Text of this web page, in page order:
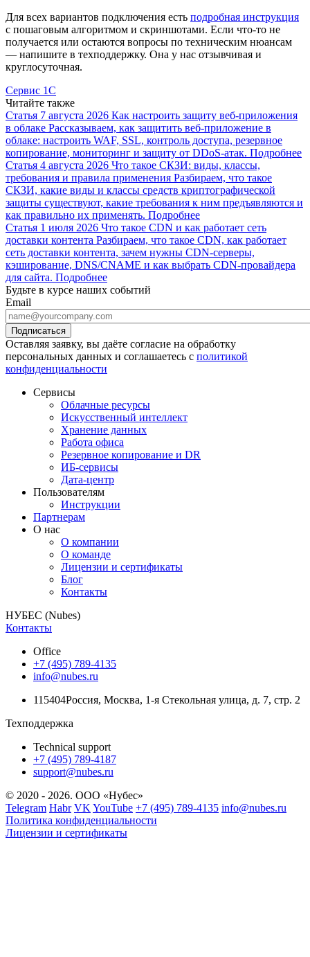
Для всех вариантов подключения есть подробная инструкция
с пошаговым алгоритмом и скриншотами. Если что-то не
получается или остаются вопросы по техническим нюансам
— напишите в техподдержку. Она у нас отзывчивая и
круглосуточная.
Сервис 1С
Читайте также
Статья 7 августа 2026 Как настроить защиту веб-приложения
в облаке Рассказываем, как защитить веб-приложение в
облаке: настроить WAF, SSL, контроль доступа, резервное
копирование, мониторинг и защиту от DDoS-атак. Подробнее
Статья 4 августа 2026 Что такое СКЗИ: виды, классы,
требования и правила применения Разбираем, что такое
СКЗИ, какие виды и классы средств криптографической
защиты существуют, какие требования к ним предъявляются и
как правильно их применять. Подробнее
Статья 1 июля 2026 Что такое CDN и как работает сеть
доставки контента Разбираем, что такое CDN, как работает
сеть доставки контента, зачем нужны CDN-серверы,
кэширование, DNS/CNAME и как выбрать CDN-провайдера
для сайта. Подробнее
Будьте в курсе наших событий
Email
Оставляя заявку, вы даёте согласие на обработку
персональных данных и соглашаетесь с политикой
конфиденциальности
Сервисы
Облачные ресурсы
Искусственный интеллект
Хранение данных
Работа офиса
Резервное копирование и DR
ИБ-сервисы
Дата-центр
Пользователям
Инструкции
Партнерам
О нас
О компании
О команде
Лицензии и сертификаты
Блог
Контакты
НУБЕС (Nubes)
Контакты
Office
+7 (495) 789-4135
info@nubes.ru
115404Россия, Москва, 1-я Стекольная улица, д. 7, стр. 2
Техподдержка
Technical support
+7 (495) 789-4187
support@nubes.ru
© 2020 - 2026. ООО «Нубес»
Telegram Habr VK YouTube +7 (495) 789-4135 info@nubes.ru
Политика конфиденциальности
Лицензии и сертификаты